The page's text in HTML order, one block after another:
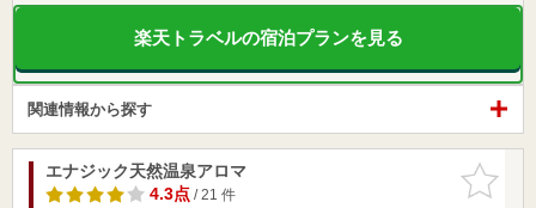
楽天トラベルの宿泊プランを見る
関連情報から探す
お気に入
りに追加
エナジック天然温泉アロマ
4.3点/ 21 件